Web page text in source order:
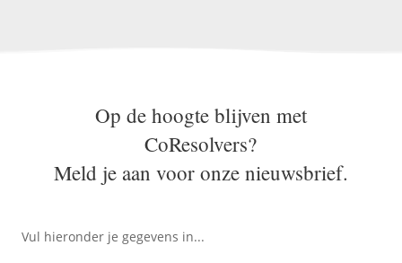
Op de hoogte blijven met
CoResolvers?
Meld je aan voor onze nieuwsbrief.
Vul hieronder je gegevens in...